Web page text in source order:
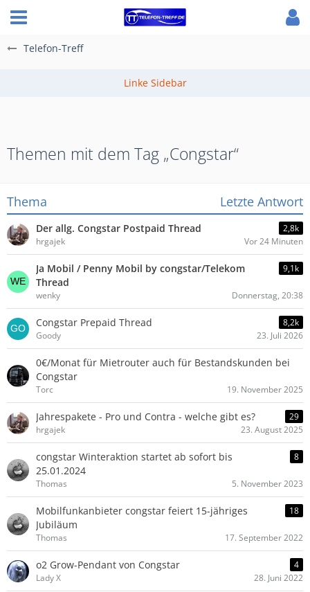
Telefon-Treff
Themen mit dem Tag „Congstar“
Thema Letzte Antwort
Der allg. Congstar Postpaid Thread
2,8k
hrgajek
Vor 24 Minuten
Ja Mobil / Penny Mobil by congstar/Telekom
Thread
9,1k
wenky Donnerstag, 20:38
Congstar Prepaid Thread
8,2k
Goody
23. Juli 2026
0€/Monat für Mietrouter auch für Bestandskunden bei
Congstar
Torc 19. November 2025
Jahrespakete - Pro und Contra - welche gibt es?
29
hrgajek
23. August 2025
congstar Winteraktion startet ab sofort bis
25.01.2024
8
Thomas 5. November 2023
Mobilfunkanbieter congstar feiert 15-jähriges
Jubiläum
18
Thomas 17. September 2022
o2 Grow-Pendant von Congstar
4
Lady X
28. Juni 2022